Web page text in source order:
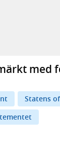
i ny flik,
flik, extern
i ny flik,
din e-
med
Statens